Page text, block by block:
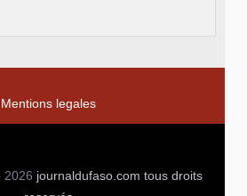
Mentions legales
2026 journaldufaso.com tous droits